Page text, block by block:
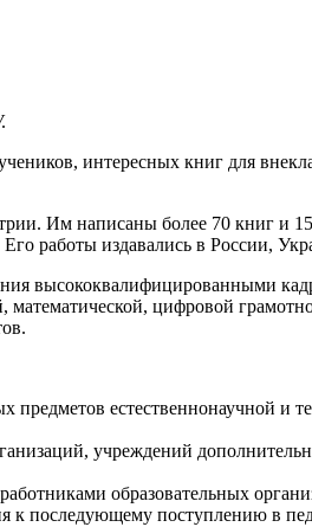
интересных книг для
Им написаны более 70 книг и
работы издавались в России,
высококвалифицированными
цифровой
естественнонаучной и
учреждений
образовательных
к последующему поступлению в